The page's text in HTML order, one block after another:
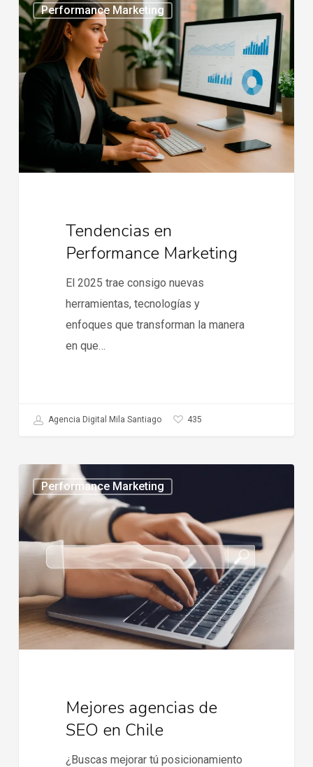
Performance Marketing
en
Performance
Marketing
Tendencias en
Performance Marketing
El 2025 trae consigo nuevas
herramientas, tecnologías y
enfoques que transforman la manera
en que…
Agencia Digital Mila Santiago 435
Performance Marketing
Mejores
agencias
de
SEO
en
Mejores agencias de
SEO en Chile
¿Buscas mejorar tú posicionamiento